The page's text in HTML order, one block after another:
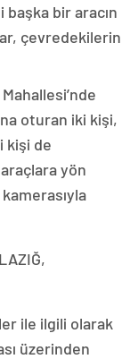
başka bir aracın
çevredekilerin
oturan iki kişi,
kişi de
yön
ile ilgili olarak
üzerinden